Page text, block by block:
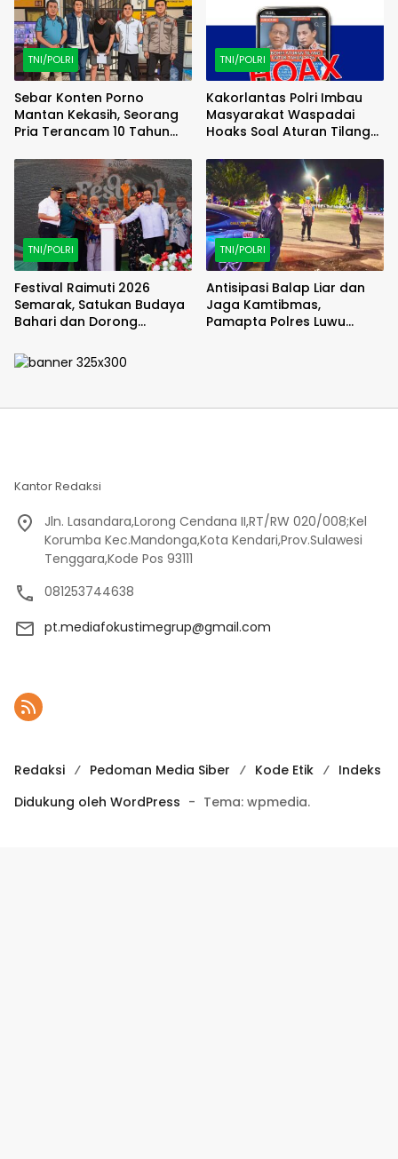
TNI/POLRI
Sebar Konten Porno
Mantan Kekasih, Seorang
Pria Terancam 10 Tahun
TNI/POLRI
Kakorlantas Polri Imbau
Masyarakat Waspadai
Hoaks Soal Aturan Tilang
TNI/POLRI
Festival Raimuti 2026
Semarak, Satukan Budaya
Bahari dan Dorong
TNI/POLRI
Antisipasi Balap Liar dan
Jaga Kamtibmas,
Pamapta Polres Luwu
Kantor Redaksi
Jln. Lasandara,Lorong Cendana II,RT/RW 020/008;Kel
Korumba Kec.Mandonga,Kota Kendari,Prov.Sulawesi
Tenggara,Kode Pos 93111
081253744638
pt.mediafokustimegrup@gmail.com
Redaksi Pedoman Media Siber Kode Etik
Indeks
Didukung oleh WordPress - Tema: wpmedia.